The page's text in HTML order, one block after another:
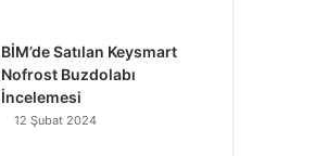
BİM’de Satılan Keysmart
Nofrost Buzdolabı
İncelemesi
12 Şubat 2024